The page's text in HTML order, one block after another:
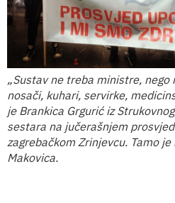
„Sustav ne treba ministre, nego
nosači, kuhari, servirke,
je Brankica Grgurić iz
sestara na jučerašnjem
zagrebačkom Zrinjevcu. Tamo
Makovica.